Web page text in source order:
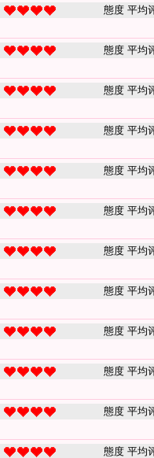
態度 平均
態度 平均
態度 平均
態度 平均
態度 平均
態度 平均
態度 平均
態度 平均
態度 平均
態度 平均
態度 平均
態度 平均